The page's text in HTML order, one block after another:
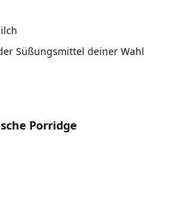
Süßungsmittel deiner Wahl
Porridge